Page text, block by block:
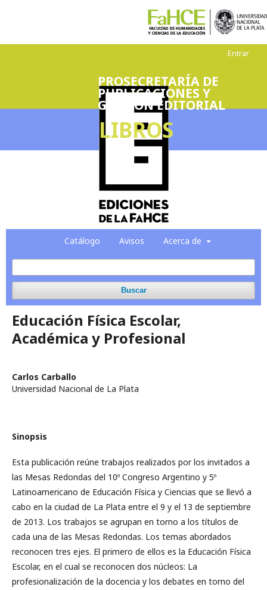
PROSECRETARÍA DE
PUBLICACIONES Y
GESTIÓN EDITORIAL
LIBROS
Catálogo Avisos Acerca de
Buscar
Entrar
Educación Física Escolar,
Académica y Profesional
Carlos Carballo
Universidad Nacional de La Plata
Sinopsis
Esta publicación reúne trabajos realizados por los invitados a
las Mesas Redondas del 10º Congreso Argentino y 5º
Latinoamericano de Educación Física y Ciencias que se llevó a
cabo en la ciudad de La Plata entre el 9 y el 13 de septiembre
de 2013. Los trabajos se agrupan en torno a los títulos de
cada una de las Mesas Redondas. Los temas abordados
reconocen tres ejes. El primero de ellos es la Educación Física
Escolar, en el cual se reconocen dos núcleos: La
profesionalización de la docencia y los debates en torno del